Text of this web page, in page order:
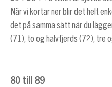
När vi kortar ner blir det helt
det på samma sätt när du
(71), to og halvfjerds (72), tre
80 till 89